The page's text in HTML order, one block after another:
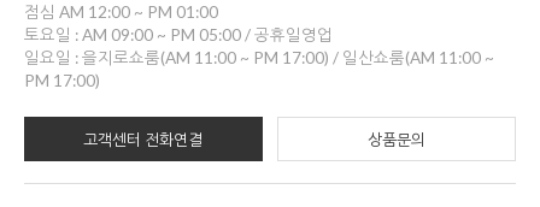
점심 AM 12:00 ~ PM 01:00
토요일 : AM 09:00 ~ PM 05:00 / 공휴일영업
일요일 : 을지로쇼룸(AM 11:00 ~ PM 17:00) / 일산쇼룸(AM 11:00 ~
PM 17:00)
고객센터 전화연결 상품문의